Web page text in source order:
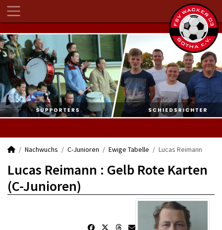
Nachwuchs C-Junioren Ewige Tabelle Lucas Reimann
Lucas Reimann : Gelb Rote Karten
(C-Junioren)